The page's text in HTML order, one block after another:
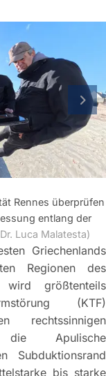
Rennes überprüfen
entlang der
Luca Malatesta)
Griechenlands
Regionen des
wird größtenteils
(KTF)
rechtssinnigen
die Apulische
Subduktionsrand
bis starke